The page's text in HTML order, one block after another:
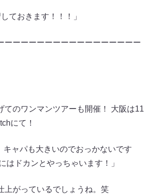
ておきます！！！」
ーーーーーーーーーーーーーーーーー
てのワンマンツアーも開催！ 大阪は11
にて！
キャパも大きいのでおっかないです
はドカンとやっちゃいます！」
上がっているでしょうね。笑